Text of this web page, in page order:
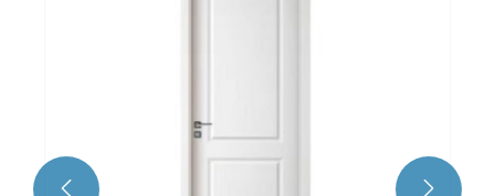
 